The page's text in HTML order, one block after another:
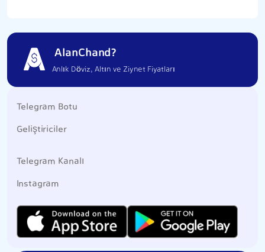
AlanChand?
Anlık Döviz, Altın ve Ziynet Fiyatları
Telegram Botu
Geliştiriciler
Telegram Kanalı
Instagram